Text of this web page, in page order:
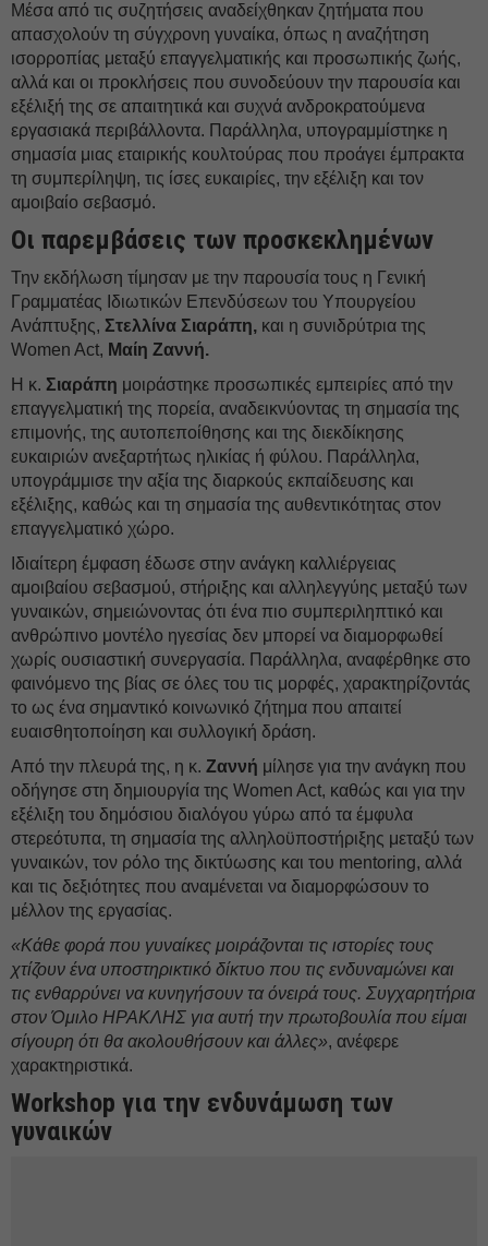
Μέσα από τις συζητήσεις αναδείχθηκαν ζητήματα που
απασχολούν τη σύγχρονη γυναίκα, όπως η αναζήτηση
ισορροπίας μεταξύ επαγγελματικής και προσωπικής ζωής,
αλλά και οι προκλήσεις που συνοδεύουν την παρουσία και
εξέλιξή της σε απαιτητικά και συχνά ανδροκρατούμενα
εργασιακά περιβάλλοντα. Παράλληλα, υπογραμμίστηκε η
σημασία μιας εταιρικής κουλτούρας που προάγει έμπρακτα
τη συμπερίληψη, τις ίσες ευκαιρίες, την εξέλιξη και τον
αμοιβαίο σεβασμό.
Οι παρεμβάσεις των προσκεκλημένων
Την εκδήλωση τίμησαν με την παρουσία τους η Γενική
Γραμματέας Ιδιωτικών Επενδύσεων του Υπουργείου
Ανάπτυξης, Στελλίνα Σιαράπη, και η συνιδρύτρια της
Women Act, Μαίη Ζαννή.
Η κ. Σιαράπη μοιράστηκε προσωπικές εμπειρίες από την
επαγγελματική της πορεία, αναδεικνύοντας τη σημασία της
επιμονής, της αυτοπεποίθησης και της διεκδίκησης
ευκαιριών ανεξαρτήτως ηλικίας ή φύλου. Παράλληλα,
υπογράμμισε την αξία της διαρκούς εκπαίδευσης και
εξέλιξης, καθώς και τη σημασία της αυθεντικότητας στον
επαγγελματικό χώρο.
Ιδιαίτερη έμφαση έδωσε στην ανάγκη καλλιέργειας
αμοιβαίου σεβασμού, στήριξης και αλληλεγγύης μεταξύ των
γυναικών, σημειώνοντας ότι ένα πιο συμπεριληπτικό και
ανθρώπινο μοντέλο ηγεσίας δεν μπορεί να διαμορφωθεί
χωρίς ουσιαστική συνεργασία. Παράλληλα, αναφέρθηκε στο
φαινόμενο της βίας σε όλες του τις μορφές, χαρακτηρίζοντάς
το ως ένα σημαντικό κοινωνικό ζήτημα που απαιτεί
ευαισθητοποίηση και συλλογική δράση.
Από την πλευρά της, η κ. Ζαννή μίλησε για την ανάγκη που
οδήγησε στη δημιουργία της Women Act, καθώς και για την
εξέλιξη του δημόσιου διαλόγου γύρω από τα έμφυλα
στερεότυπα, τη σημασία της αλληλοϋποστήριξης μεταξύ των
γυναικών, τον ρόλο της δικτύωσης και του mentoring, αλλά
και τις δεξιότητες που αναμένεται να διαμορφώσουν το
μέλλον της εργασίας.
«Κάθε φορά που γυναίκες μοιράζονται τις ιστορίες τους
χτίζουν ένα υποστηρικτικό δίκτυο που τις ενδυναμώνει και
τις ενθαρρύνει να κυνηγήσουν τα όνειρά τους. Συγχαρητήρια
στον Όμιλο ΗΡΑΚΛΗΣ για αυτή την πρωτοβουλία που είμαι
σίγουρη ότι θα ακολουθήσουν και άλλες», ανέφερε
χαρακτηριστικά.
Workshop για την ενδυνάμωση των
γυναικών